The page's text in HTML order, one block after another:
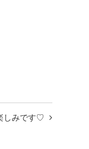
しみです♡